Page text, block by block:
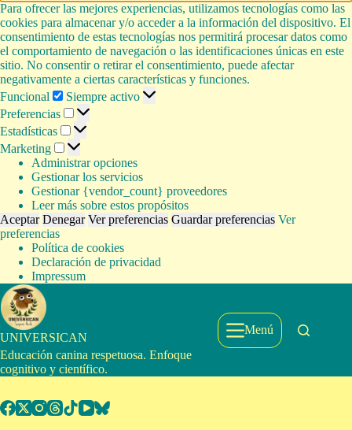
Para ofrecer las mejores experiencias, utilizamos tecnologías como las
cookies para almacenar y/o acceder a la información del dispositivo. El
consentimiento de estas tecnologías nos permitirá procesar datos como
el comportamiento de navegación o las identificaciones únicas en este
sitio. No consentir o retirar el consentimiento, puede afectar
negativamente a ciertas características y funciones.
Funcional
Funcional
Siempre activo
Preferencias
Preferencias
Estadísticas Estadísticas
Marketing Marketing
Administrar opciones
Gestionar los servicios
Gestionar {vendor_count} proveedores
Leer más sobre estos propósitos
Aceptar Denegar Ver preferencias Guardar preferencias Ver
preferencias
Política de cookies
Declaración de privacidad
Impressum
Saltar
al
contenido
UNIVERSICAN
Educación canina respetuosa. Enfoque
cognitivo y científico.
Menú